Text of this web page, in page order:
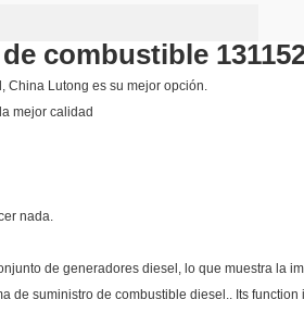
combustible
China Lutong es su mejor opción.
mejor calidad
nada.
de generadores diesel, lo que muestra la
de suministro de combustible diesel.. Its